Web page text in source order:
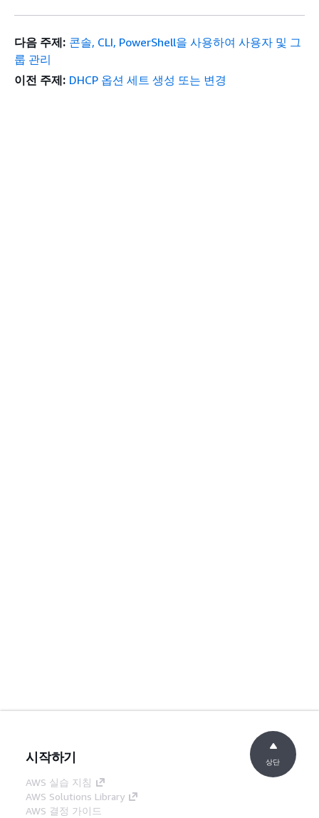
다음 주제: 콘솔, CLI, PowerShell을 사용하여 사용자 및 그
룹 관리
이전 주제: DHCP 옵션 세트 생성 또는 변경
시작하기
AWS 실습 지침
AWS Solutions Library
AWS 결정 가이드
상단